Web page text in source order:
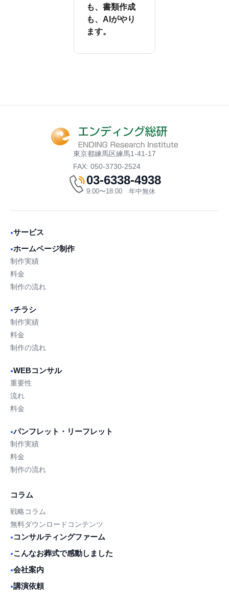
も、書類作成
も、AIがやり
ます。
東京都練馬区練馬1-41-17
FAX: 050-3730-2524
03-6338-4938
9:00〜18:00 年中無休
●サービス
●ホームページ制作
制作実績
料金
制作の流れ
●チラシ
制作実績
料金
制作の流れ
●WEBコンサル
重要性
流れ
料金
●パンフレット・リーフレット
制作実績
料金
制作の流れ
コラム
戦略コラム
無料ダウンロードコンテンツ
● コンサルティングファーム
●こんなお葬式で感動しました
●会社案内
●講演依頼